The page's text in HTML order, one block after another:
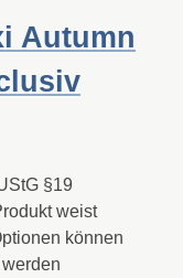
Autumn
§19
weist
können